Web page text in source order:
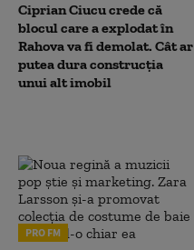
Ciprian Ciucu crede că
blocul care a explodat în
Rahova va fi demolat. Cât ar
putea dura construcția
unui alt imobil
PRO FM